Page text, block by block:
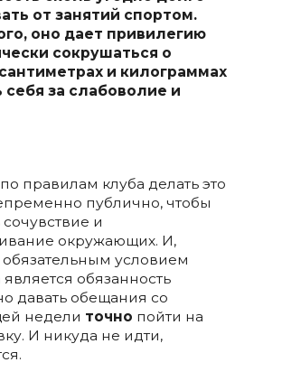
от занятий спортом.
оно дает привилегию
сокрушаться о
и килограммах
себя за слабоволие и
правилам клуба делать это
публично, чтобы
сочувствие и
окружающих. И,
обязательным условием
является обязанность
давать обещания со
недели точно пойти на
И никуда не идти,